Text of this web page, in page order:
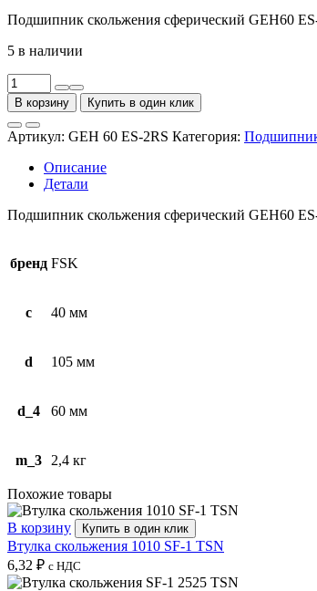
Подшипник скольжения сферический GEH60
5 в наличии
Количество
товара
Подшипник
скольжения
сферический
GEH60
FSK
В корзину Купить в один клик
Артикул: GEH 60 ES-2RS Категория:
Описание
Детали
Подшипник скольжения сферический GEH60
бренд FSK
c 40 мм
d 105 мм
d_4 60 мм
m_3 2,4 кг
Похожие товары
В корзину Купить в один клик
Втулка скольжения 1010 SF-1 TSN
6,32 ₽ с НДС